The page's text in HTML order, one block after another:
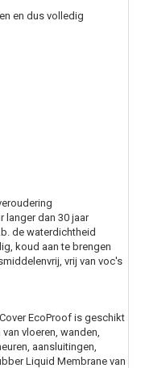
en dus volledig
langer dan 30 jaar
de waterdichtheid
koud aan te brengen
vrij van voc's
EcoProof is geschikt
vloeren, wanden,
aansluitingen,
Liquid Membrane van